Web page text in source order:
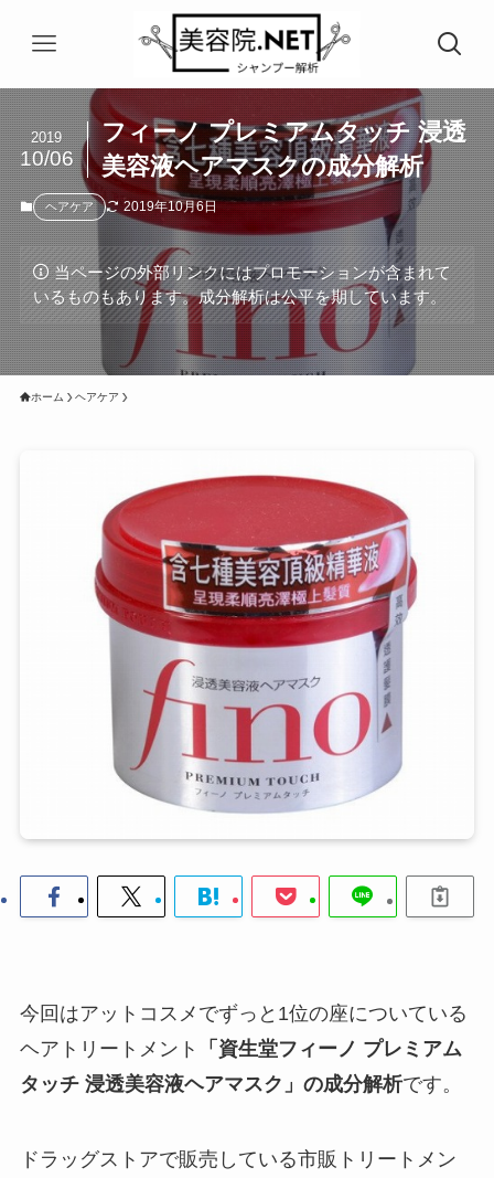
フィーノ プレミアムタッチ 浸透
美容液ヘアマスクの成分解析
2019
10/06
ヘアケア 2019年10月6日
当ページの外部リンクにはプロモーションが含まれて
いるものもあります。成分解析は公平を期しています。
ホーム ヘアケア
今回はアットコスメでずっと1位の座についている
ヘアトリートメント
「資生堂フィーノ プレミアム
タッチ 浸透美容液ヘアマスク」の成分解析です。
ドラッグストアで販売している市販トリートメン